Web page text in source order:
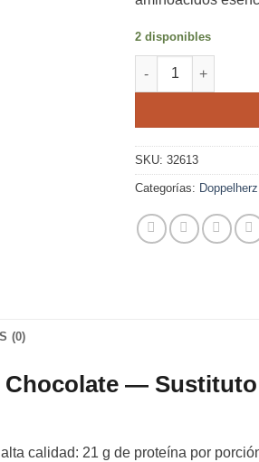
2 disponibles
Batido Nutricional
SKU: 32613
Categorías: Doppelherz
(0)
—
calidad: 21 g de proteína por